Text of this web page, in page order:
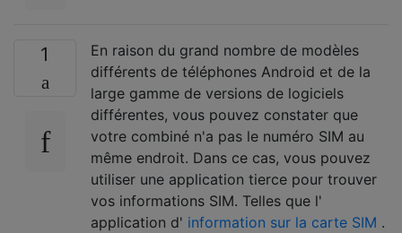
1
En raison du grand nombre de modèles
différents de téléphones Android et de la
large gamme de versions de logiciels
différentes, vous pouvez constater que
votre combiné n'a pas le numéro SIM au
même endroit. Dans ce cas, vous pouvez
utiliser une application tierce pour trouver
vos informations SIM. Telles que l'
application d' information sur la carte SIM .